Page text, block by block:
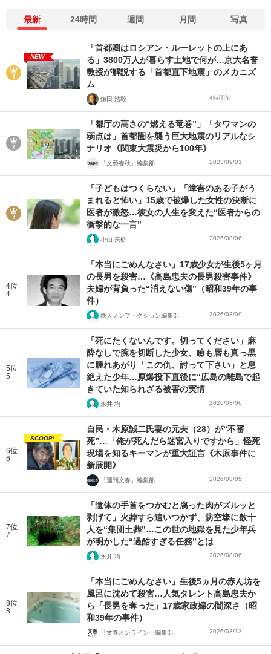
最新 24時間 週間 月間 写真
NEW
「首都圏はロシアン・ルーレットの上にあ
る」3800万人が暮らす土地で何が…京大名誉
教授が解説する「首都直下地震」のメカニズ
ム
鎌田 浩毅 4時間前
「都庁の高さの“燃える竜巻”」「タワマンの
弱点は」首都圏を襲う巨大地震のリアルなシ
ナリオ《関東大震災から100年》
「文藝春秋」編集部 2023/09/01
「子どもはつくらない」「障害のある子がう
まれると怖い」15歳で被爆した女性の決断に
医者が激怒…彼女の人生を変えた“医者からの
衝撃的な一言”
小山 美砂 2026/08/06
4位
4
「本当にごめんなさい」17歳少女が生後5ヶ月
の長男を殺害…《高島忠夫の長男殺害事件》
夫婦が背負った“消えない傷”（昭和39年の事
件）
鉄人ノンフィクション編集部 2026/03/09
5位
5
「死にたくないんです。切ってください」麻
酔なしで腕を切断した少女、瞼も唇も真っ黒
に腫れあがり「この仇、討って下さい」と息
絶えた少年…原爆投下直後に“広島の離島で起
きていた知られざる被害の実情
永井 均 2026/08/06
6位
6
SCOOP!
自民・木原誠二氏妻の元夫（28）が“不審
死”…「俺が死んだら迷宮入りですから」怪死
現場を知るキーマンが重大証言《木原事件に
新展開》
「週刊文春」編集部 2026/08/05
7位
7
「遺体の手首をつかむと腐った肉がズルッと
剥げて」火葬すら追いつかず、防空壕に数十
人を“集団土葬”…この世の地獄を見た少年兵
が明かした“過酷すぎる任務”とは
永井 均 2026/08/06
8位
8
「本当にごめんなさい」生後5ヵ月の赤ん坊を
風呂に沈めて殺害…人気タレント高島忠夫か
ら「長男を奪った」17歳家政婦の闇深さ（昭
和39年の事件）
「文春オンライン」編集部 2026/03/13